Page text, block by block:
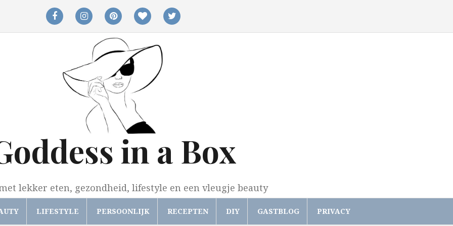
facebookinstagrampinterestbloglovintwitter
in a Box
lekker eten, gezondheid, lifestyle en een vleugje beauty
LIFESTYLE PERSOONLIJK RECEPTEN DIY GASTBLOG PRIVACY